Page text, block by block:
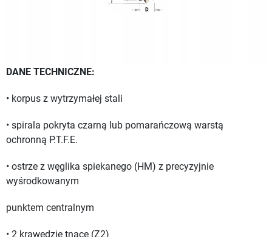
DANE TECHNICZNE:
• korpus z wytrzymałej stali
• spirala pokryta czarną lub pomarańczową warstą
ochronną P.T.F.E.
• ostrze z węglika spiekanego (HM) z precyzyjnie
wyśrodkowanym
punktem centralnym
• 2 krawędzie tnące (Z2)